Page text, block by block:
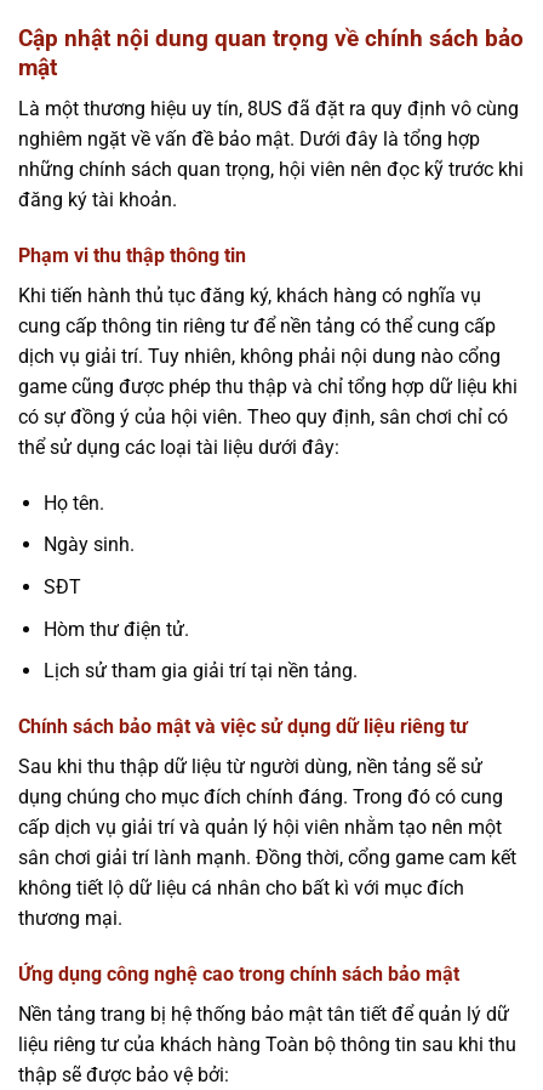
Cập nhật nội dung quan trọng về chính sách bảo
mật
Là một thương hiệu uy tín, 8US đã đặt ra quy định vô cùng
nghiêm ngặt về vấn đề bảo mật. Dưới đây là tổng hợp
những chính sách quan trọng, hội viên nên đọc kỹ trước khi
đăng ký tài khoản.
Phạm vi thu thập thông tin
Khi tiến hành thủ tục đăng ký, khách hàng có nghĩa vụ
cung cấp thông tin riêng tư để nền tảng có thể cung cấp
dịch vụ giải trí. Tuy nhiên, không phải nội dung nào cổng
game cũng được phép thu thập và chỉ tổng hợp dữ liệu khi
có sự đồng ý của hội viên. Theo quy định, sân chơi chỉ có
thể sử dụng các loại tài liệu dưới đây:
Họ tên.
Ngày sinh.
SĐT
Hòm thư điện tử.
Lịch sử tham gia giải trí tại nền tảng.
Chính sách bảo mật và việc sử dụng dữ liệu riêng tư
Sau khi thu thập dữ liệu từ người dùng, nền tảng sẽ sử
dụng chúng cho mục đích chính đáng. Trong đó có cung
cấp dịch vụ giải trí và quản lý hội viên nhằm tạo nên một
sân chơi giải trí lành mạnh. Đồng thời, cổng game cam kết
không tiết lộ dữ liệu cá nhân cho bất kì với mục đích
thương mại.
Ứng dụng công nghệ cao trong chính sách bảo mật
Nền tảng trang bị hệ thống bảo mật tân tiết để quản lý dữ
liệu riêng tư của khách hàng Toàn bộ thông tin sau khi thu
thập sẽ được bảo vệ bởi: